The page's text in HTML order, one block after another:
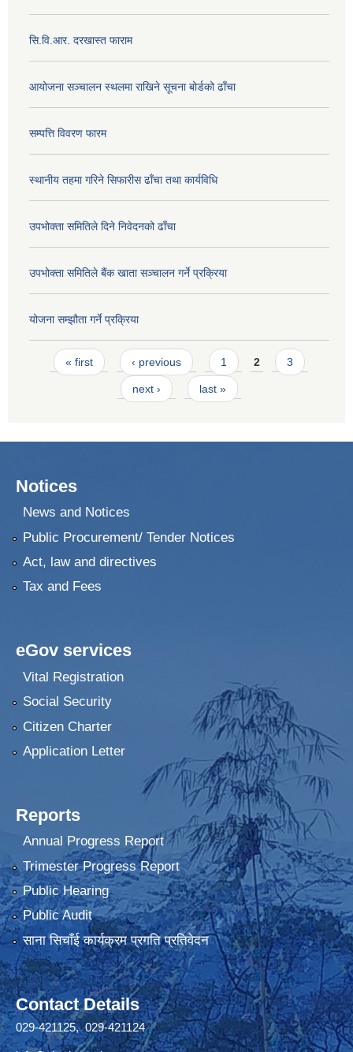
सि.वि.आर. दरखास्त फाराम
आयोजना सञ्चालन स्थलमा राखिने सूचना बोर्डको ढाँचा
सम्पत्ति विवरण फारम
स्थानीय तहमा गरिने सिफारीस ढाँचा तथा कार्यविधि
उपभोक्ता समितिले दिने निवेदनको ढाँचा
उपभोक्ता समितिले बैंक खाता सञ्चालन गर्ने प्रक्रिया
योजना सम्झौता गर्ने प्रक्रिया
Pages
« first ‹ previous 1 2 3
next › last »
Notices
News and Notices
Public Procurement/ Tender Notices
Act, law and directives
Tax and Fees
eGov services
Vital Registration
Social Security
Citizen Charter
Application Letter
Reports
Annual Progress Report
Trimester Progress Report
Public Hearing
Public Audit
साना सिचाँई कार्यक्रम प्रगति प्रतिवेदन
Contact Details
029-421125, 029-421124